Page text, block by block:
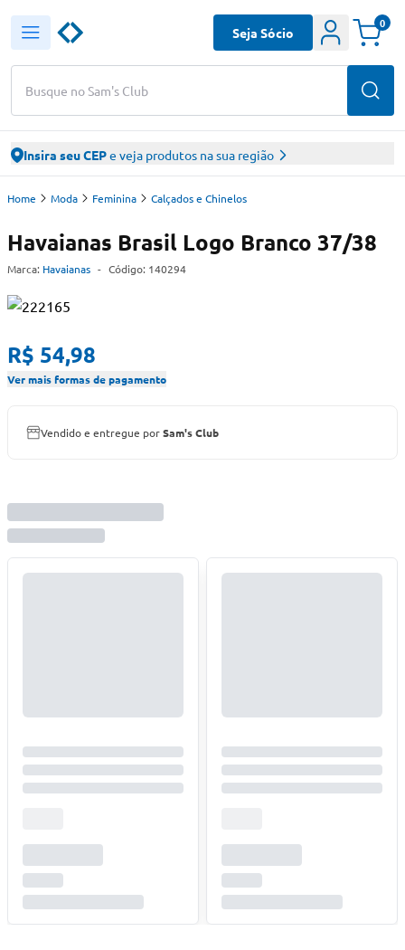
Busque no Sam's Club
Seja Sócio
0
Insira seu CEPe veja produtos na sua região
Home Moda Feminina Calçados e Chinelos
Havaianas Brasil Logo Branco 37/38
Marca: Havaianas - Código: 140294
R$ 54,98
Ver mais formas de pagamento
Vendido e entregue porSam's Club